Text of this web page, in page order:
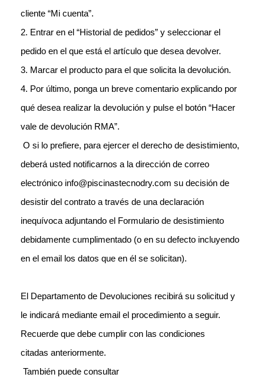
cliente “Mi cuenta”.
2. Entrar en el “Historial de pedidos” y seleccionar el
pedido en el que está el artículo que desea devolver.
3. Marcar el producto para el que solicita la devolución.
4. Por último, ponga un breve comentario explicando por
qué desea realizar la devolución y pulse el botón “Hacer
vale de devolución RMA”.
O si lo prefiere, para ejercer el derecho de desistimiento,
deberá usted notificarnos a la dirección de correo
electrónico info@piscinastecnodry.com su decisión de
desistir del contrato a través de una declaración
inequívoca adjuntando el Formulario de desistimiento
debidamente cumplimentado (o en su defecto incluyendo
en el email los datos que en él se solicitan).
El Departamento de Devoluciones recibirá su solicitud y
le indicará mediante email el procedimiento a seguir.
Recuerde que debe cumplir con las condiciones
citadas anteriormente.
También puede consultar